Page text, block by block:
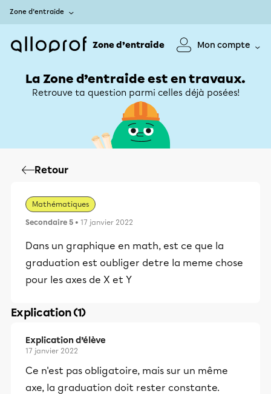
Zone d’entraide
Zone d’entraide Mon compte
La Zone d’entraide est en travaux.
Retrouve ta question parmi celles déjà posées!
Retour
Mathématiques
Secondaire 5 • 17 janvier 2022
Dans un graphique en math, est ce que la
graduation est oubliger detre la meme chose
pour les axes de X et Y
Explication (1)
Explication d’élève
17 janvier 2022
Ce n'est pas obligatoire, mais sur un même
axe, la graduation doit rester constante.